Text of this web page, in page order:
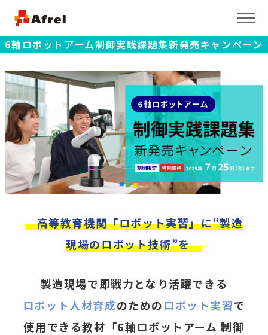
6軸ロボットアーム制御実践課題集新発売キャンペーン
高等教育機関「ロボット実習」に“製造
現場のロボット技術”を
製造現場で即戦力となり活躍できる
ロボット人材育成のためのロボット実習で
使用できる教材 「6軸ロボットアーム 制御